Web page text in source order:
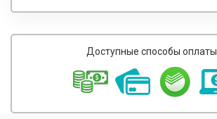
Доступные способы оплаты